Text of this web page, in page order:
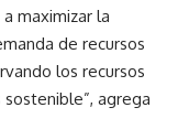
maximizar la
de recursos
los recursos
agrega